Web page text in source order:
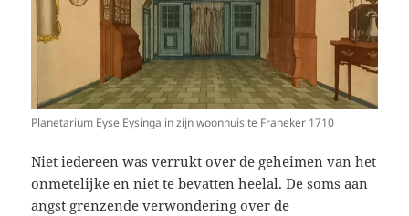
Planetarium Eyse Eysinga in zijn woonhuis te Franeker 1710
Niet iedereen was verrukt over de geheimen van het
onmetelijke en niet te bevatten heelal. De soms aan
angst grenzende verwondering over de